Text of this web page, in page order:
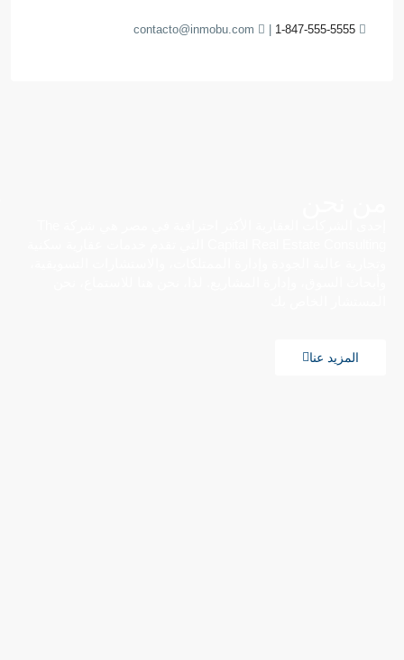
1-847-555-5555
المزيد عنا